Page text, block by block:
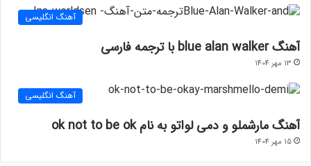
آهنگ انگلیسی
آهنگ blue alan walker با ترجمه فارسی
13 مهر 1404
آهنگ انگلیسی
آهنگ مارشملو و دمی لواتو به نام ok not to be ok
15 مهر 1404